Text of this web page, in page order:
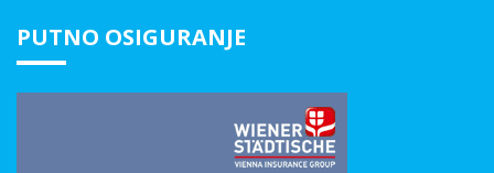
PUTNO OSIGURANJE